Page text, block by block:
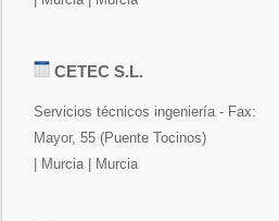
CETEC S.L.
Servicios técnicos ingeniería - Fax:
Mayor, 55 (Puente Tocinos)
| Murcia | Murcia